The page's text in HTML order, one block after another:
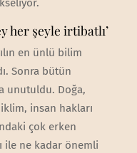
her şeyle irtibatlı’
en ünlü bilim
Sonra bütün
unutuldu. Doğa,
insan hakları
çok erken
ile ne kadar önemli